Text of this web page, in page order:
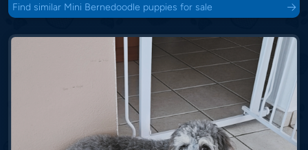
Find similar Mini Bernedoodle puppies for sale